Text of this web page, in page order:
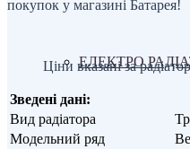
ЕЛЕКТРО
покупок у магазині Батарея!
Ціни вказані за
Зведені дані:
Вид радіатора
Модельний ряд